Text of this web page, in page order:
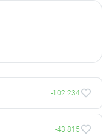
-102 234
-43 815